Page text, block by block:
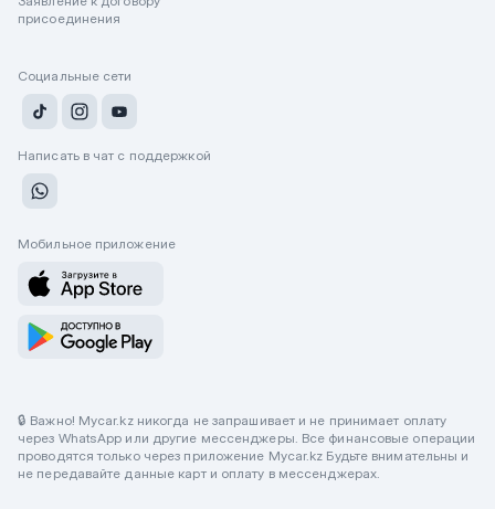
присоединения
Социальные сети
Написать в чат с поддержкой
Мобильное приложение
🔒 Важно! Mycar.kz никогда не запрашивает и не принимает оплату
через WhatsApp или другие мессенджеры. Все финансовые операции
проводятся только через приложение Mycar.kz Будьте внимательны и
не передавайте данные карт и оплату в мессенджерах.